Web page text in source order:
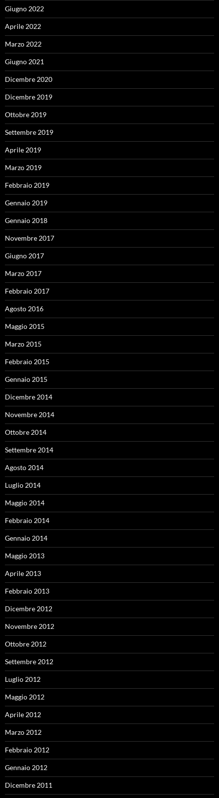
Giugno 2022
Aprile 2022
Marzo 2022
Giugno 2021
Dicembre 2020
Dicembre 2019
Ottobre 2019
Settembre 2019
Aprile 2019
Marzo 2019
Febbraio 2019
Gennaio 2019
Gennaio 2018
Novembre 2017
Giugno 2017
Marzo 2017
Febbraio 2017
Agosto 2016
Maggio 2015
Marzo 2015
Febbraio 2015
Gennaio 2015
Dicembre 2014
Novembre 2014
Ottobre 2014
Settembre 2014
Agosto 2014
Luglio 2014
Maggio 2014
Febbraio 2014
Gennaio 2014
Maggio 2013
Aprile 2013
Febbraio 2013
Dicembre 2012
Novembre 2012
Ottobre 2012
Settembre 2012
Luglio 2012
Maggio 2012
Aprile 2012
Marzo 2012
Febbraio 2012
Gennaio 2012
Dicembre 2011